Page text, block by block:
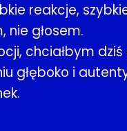
reakcje,
nie głosem.
chciałbym
głęboko i